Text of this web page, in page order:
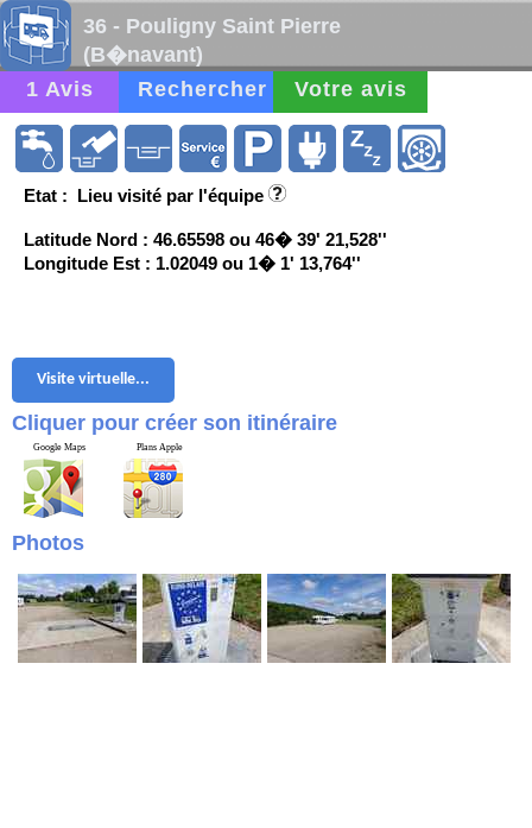
36 - Pouligny Saint Pierre
(B�navant)
1 Avis
Rechercher Votre avis
Etat : Lieu visité par l'équipe
Latitude Nord : 46.65598 ou 46� 39' 21,528''
Longitude Est : 1.02049 ou 1� 1' 13,764''
Visite virtuelle...
Cliquer pour créer son itinéraire
Google Maps Plans Apple
Photos